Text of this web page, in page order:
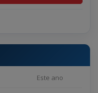
Este ano